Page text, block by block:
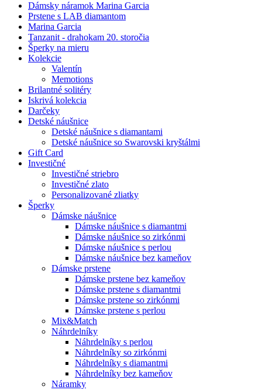
Dámsky náramok Marina Garcia
Prstene s LAB diamantom
Marina Garcia
Tanzanit - drahokam 20. storočia
Šperky na mieru
Kolekcie
Valentín
Memotions
Brilantné solitéry
Iskrivá kolekcia
Darčeky
Detské náušnice
Detské náušnice s diamantami
Detské náušnice so Swarovski kryštálmi
Gift Card
Investičné
Investičné striebro
Investičné zlato
Personalizované zliatky
Šperky
Dámske náušnice
Dámske náušnice s diamantmi
Dámske náušnice so zirkónmi
Dámske náušnice s perlou
Dámske náušnice bez kameňov
Dámske prstene
Dámske prstene bez kameňov
Dámske prstene s diamantmi
Dámske prstene so zirkónmi
Dámske prstene s perlou
Mix&Match
Náhrdelníky
Náhrdelníky s perlou
Náhrdelníky so zirkónmi
Náhrdelníky s diamantmi
Náhrdelníky bez kameňov
Náramky